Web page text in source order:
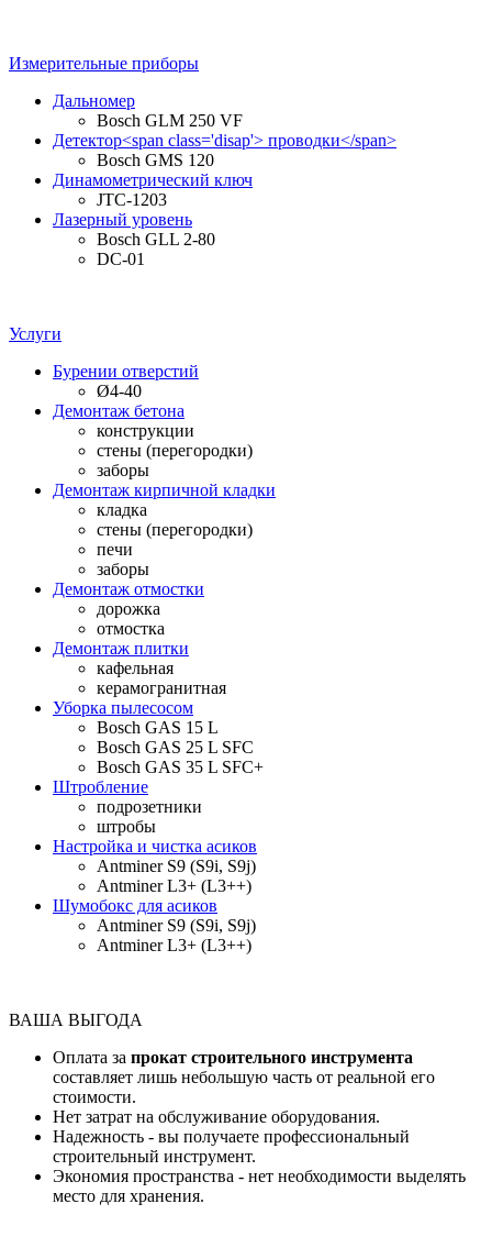
Измерительные приборы
Дальномер
Bosch GLM 250 VF
Детектор<span class='disap'> проводки</span>
Bosch GMS 120
Динамометрический ключ
JTC-1203
Лазерный уровень
Bosch GLL 2-80
DC-01
Услуги
Бурении отверстий
Ø4-40
Демонтаж бетона
конструкции
стены (перегородки)
заборы
Демонтаж кирпичной кладки
кладка
стены (перегородки)
печи
заборы
Демонтаж отмостки
дорожка
отмостка
Демонтаж плитки
кафельная
керамогранитная
Уборка пылесосом
Bosch GAS 15 L
Bosch GAS 25 L SFC
Bosch GAS 35 L SFC+
Штробление
подрозетники
штробы
Настройка и чистка асиков
Antminer S9 (S9i, S9j)
Antminer L3+ (L3++)
Шумобокс для асиков
Antminer S9 (S9i, S9j)
Antminer L3+ (L3++)
ВАША ВЫГОДА
Оплата за прокат строительного инструмента
составляет лишь небольшую часть от реальной его
стоимости.
Нет затрат на обслуживание оборудования.
Надежность - вы получаете профессиональный
строительный инструмент.
Экономия пространства - нет необходимости выделять
место для хранения.